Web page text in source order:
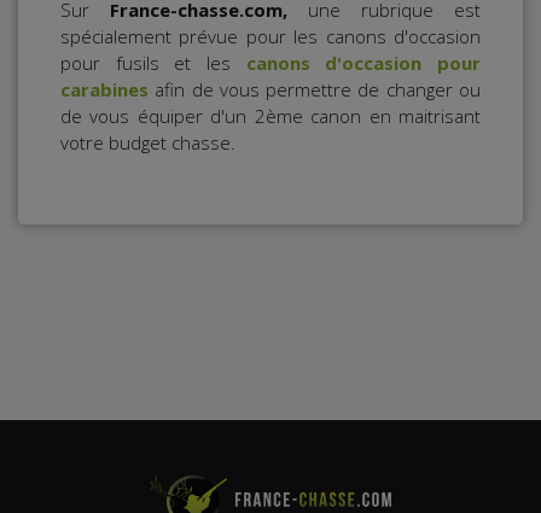
Sur France-chasse.com, une rubrique est
spécialement prévue pour les canons d'occasion
pour fusils et les canons d'occasion pour
carabines afin de vous permettre de changer ou
de vous équiper d'un 2ème canon en maitrisant
votre budget chasse.